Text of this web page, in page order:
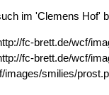
im 'Clemens Hof'
fc-brett.de/wcf/
fc-brett.de/wcf/
images/smilies/